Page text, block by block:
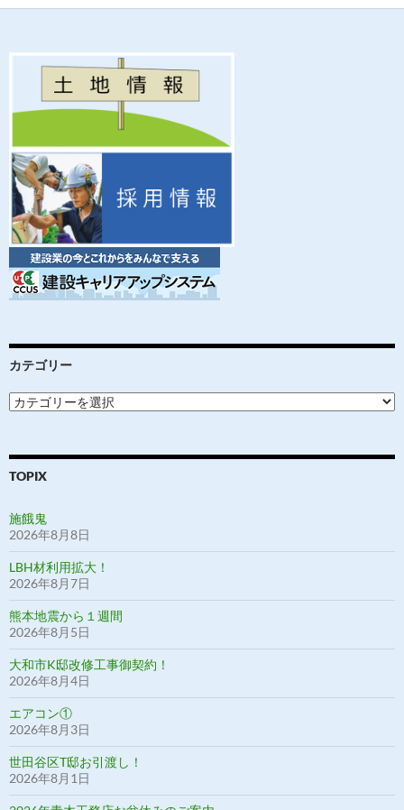
b
o
o
k
er
カテゴリー
カ
テ
ー
TOPIX
施餓鬼
2026年8月8日
LBH材利用拡大！
2026年8月7日
熊本地震から１週間
2026年8月5日
大和市K邸改修工事御契約！
2026年8月4日
エアコン①
2026年8月3日
世田谷区T邸お引渡し！
2026年8月1日